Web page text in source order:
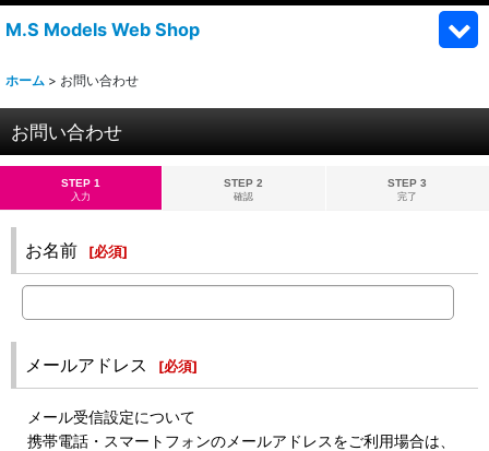
M.S Models Web Shop
ホーム > お問い合わせ
お問い合わせ
STEP 1
入力
STEP 2
確認
STEP 3
完了
お名前 [必須]
メールアドレス [必須]
メール受信設定について
携帯電話・スマートフォンのメールアドレスをご利用場合は、